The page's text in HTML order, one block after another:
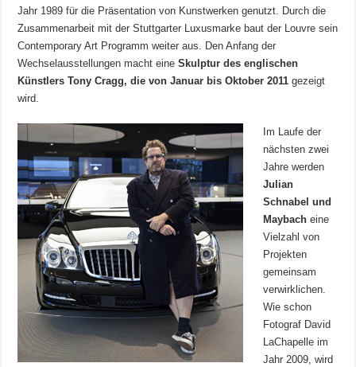
Jahr 1989 für die Präsentation von Kunstwerken genutzt. Durch die
Zusammenarbeit mit der Stuttgarter Luxusmarke baut der Louvre sein
Contemporary Art Programm weiter aus. Den Anfang der
Wechselausstellungen macht eineSkulptur des englischen
Künstlers Tony Cragg, die von Januar bis Oktober 2011gezeigt
wird.
Im Laufe der
nächsten zwei
Jahre werden
Julian
Schnabel und
Maybach eine
Vielzahl von
Projekten
gemeinsam
verwirklichen.
Wie schon
Fotograf David
LaChapelle im
Jahr 2009, wird